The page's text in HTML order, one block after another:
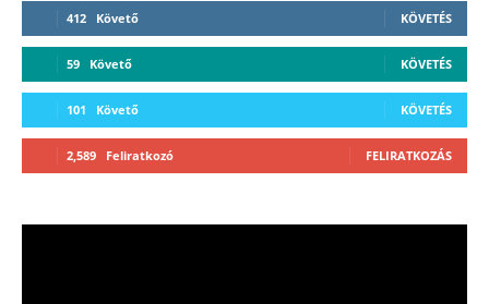
412 Követő KÖVETÉS
59 Követő KÖVETÉS
101 Követő KÖVETÉS
2,589 Feliratkozó FELIRATKOZÁS